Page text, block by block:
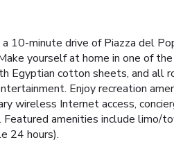
10-minute drive of Piazza del
yourself at home in one of
cotton sheets, and all
Enjoy recreation
wireless Internet access,
amenities include limo/
24 hours).